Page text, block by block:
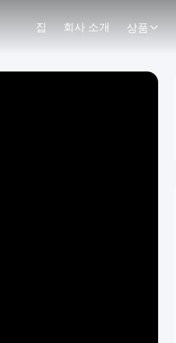
집 회사 소개 상품